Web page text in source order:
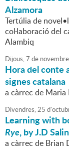
Alzamora
Tertúlia de
col·laboració del
Alambiq
Dijous,7 de novembre
Hora del conte
signes catalana
a càrrec de Maria
Divendres,25 d'
Learning with
Rye, by J.D
a càrrec de Brian